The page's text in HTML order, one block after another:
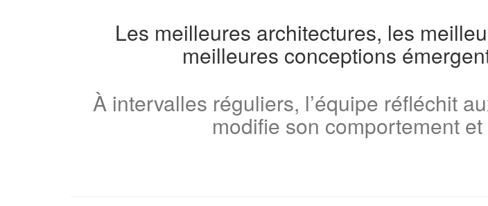
Les meilleures architectures, les
meilleures conceptions
À intervalles réguliers, l’équipe réfléchit
modifie son comportement